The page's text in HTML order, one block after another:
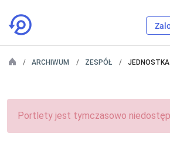
ARCHIWUM ZESPÓŁ JEDNOSTKA
Portlety jest tymczasowo